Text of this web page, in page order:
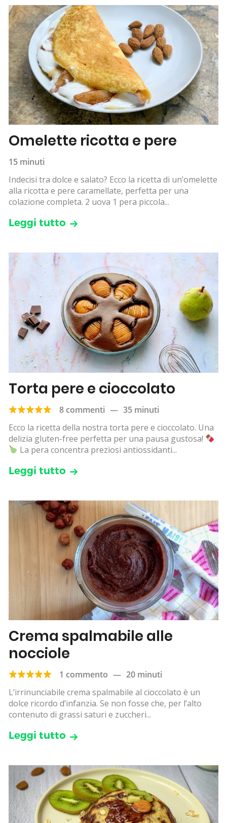
Omelette ricotta e pere
15 minuti
Indecisi tra dolce e salato? Ecco la ricetta di un’omelette
alla ricotta e pere caramellate, perfetta per una
colazione completa. 2 uova 1 pera piccola...
Leggi tutto
Torta pere e cioccolato
8 commenti — 35 minuti
Ecco la ricetta della nostra torta pere e cioccolato. Una
delizia gluten-free perfetta per una pausa gustosa!
La pera concentra preziosi antiossidanti...
Leggi tutto
Crema spalmabile alle
nocciole
1 commento — 20 minuti
L’irrinunciabile crema spalmabile al cioccolato è un
dolce ricordo d’infanzia. Se non fosse che, per l’alto
contenuto di grassi saturi e zuccheri...
Leggi tutto